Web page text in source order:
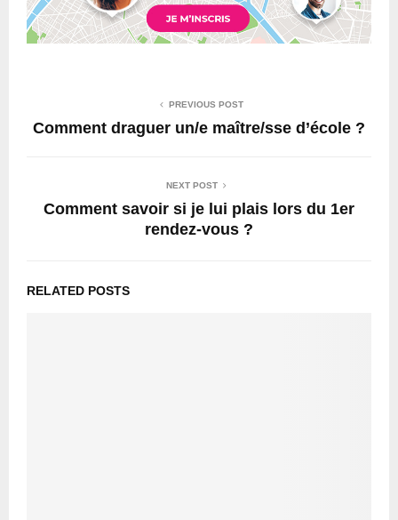
PREVIOUS POST
Comment draguer un/e maître/sse d’école ?
NEXT POST
Comment savoir si je lui plais lors du 1er
rendez-vous ?
RELATED POSTS